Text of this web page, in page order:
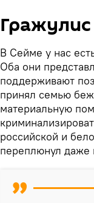
В Сейме у нас
Оба они
поддерживают
принял семью
материальную
российской и
переплюнул даже